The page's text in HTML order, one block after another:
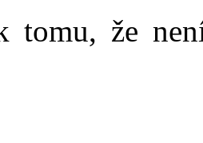
tomu, že